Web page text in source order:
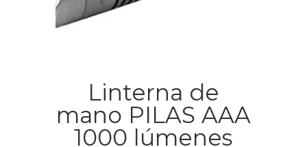
Linterna de
mano PILAS AAA
1000 lúmenes